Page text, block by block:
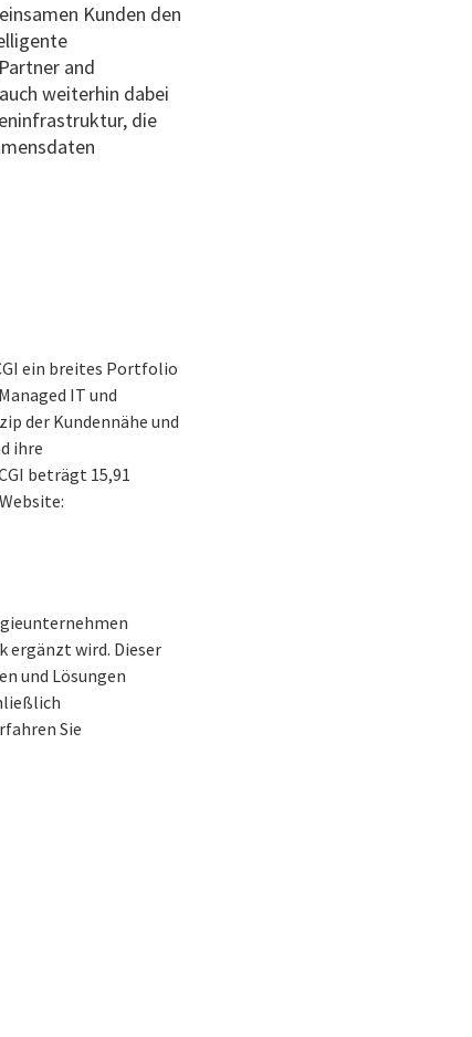
Kunden den
and
weiterhin dabei
die
ein breites Portfolio
IT und
der Kundennähe und
ihre
beträgt 15,91
ergänzt wird. Dieser
und Lösungen
Sie